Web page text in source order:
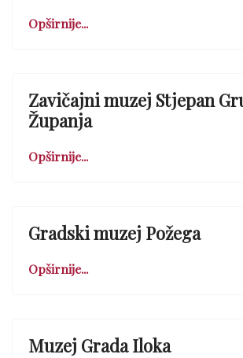
Opširnije...
Zavičajni muzej Stjepan
Županja
Opširnije...
Gradski muzej Požega
Opširnije...
Muzej Grada Iloka